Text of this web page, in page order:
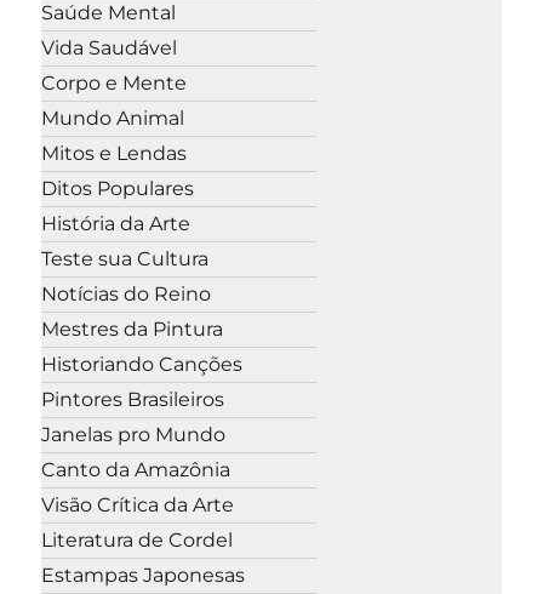
Saúde Mental
Vida Saudável
Corpo e Mente
Mundo Animal
Mitos e Lendas
Ditos Populares
História da Arte
Teste sua Cultura
Notícias do Reino
Mestres da Pintura
Historiando Canções
Pintores Brasileiros
Janelas pro Mundo
Canto da Amazônia
Visão Crítica da Arte
Literatura de Cordel
Estampas Japonesas